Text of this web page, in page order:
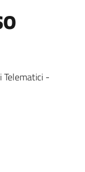
Telematici -